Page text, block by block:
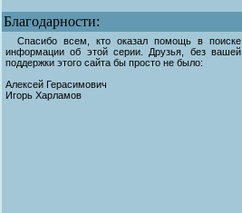
Благодарности:
Спасибо всем, кто оказал помощь в поиске
информации об этой серии. Друзья, без вашей
поддержки этого сайта бы просто не было:
Алексей Герасимович
Игорь Харламов